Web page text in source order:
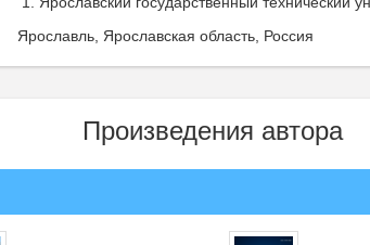
Ярославль, Ярославская область, Россия
Произведения автора